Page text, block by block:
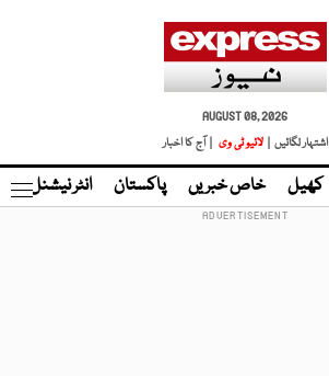
AUGUST 08, 2026
اشتہار لگائیں |
لائیو ٹی وی | آج کا اخبار
کھیل خاص خبریں پاکستان انٹر نیشنل